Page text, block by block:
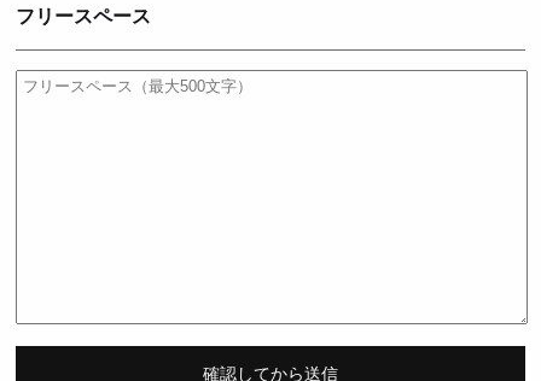
フリースペース
確認してから送信